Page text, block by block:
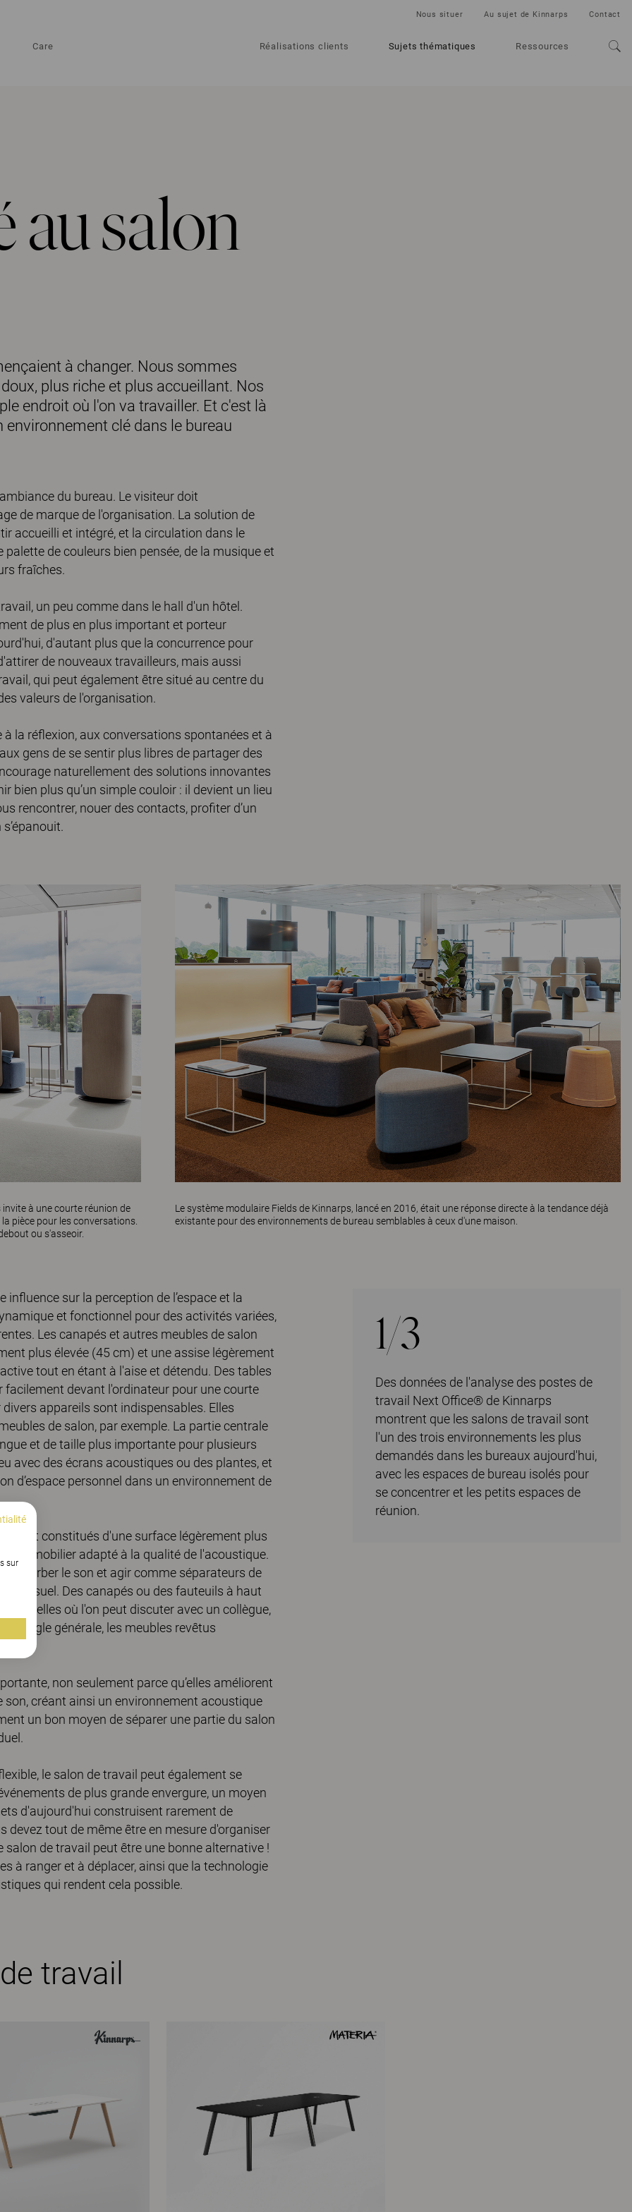
Care Réalisations clients Sujets thématiques Ressources
Nous situer Au sujet de Kinnarps Contact
au salon
à changer. Nous sommes
plus riche et plus accueillant. Nos
endroit où l'on va travailler. Et c'est là
clé dans le bureau
du bureau. Le visiteur doit
de marque de l'organisation. La solution de
accueilli et intégré, et la circulation dans le
de couleurs bien pensée, de la musique et
fraîches.
un peu comme dans le hall d'un hôtel.
de plus en plus important et porteur
d'autant plus que la concurrence pour
de nouveaux travailleurs, mais aussi
qui peut également être situé au centre du
valeurs de l'organisation.
la réflexion, aux conversations spontanées et à
gens de se sentir plus libres de partager des
naturellement des solutions innovantes
bien plus qu’un simple couloir : il devient un lieu
rencontrer, nouer des contacts, profiter d’un
à une courte réunion de
pièce pour les conversations.
ou s'asseoir.
Le système modulaire Fieldsde Kinnarps, lancé en 2016, était une réponse directe à la tendance déjà
existante pour des environnements de bureau semblables à ceux d'une maison.
sur la perception de l’espace et la
et fonctionnel pour des activités variées,
Les canapés et autres meubles de salon
plus élevée (45 cm) et une assise légèrement
tout en étant à l'aise et détendu. Des tables
devant l'ordinateur pour une courte
appareils sont indispensables. Elles
de salon, par exemple. La partie centrale
et de taille plus importante pour plusieurs
avec des écrans acoustiques ou des plantes, et
d’espace personnel dans un environnement de
constitués d'une surface légèrement plus
un mobilier adapté à la qualité de l'acoustique.
absorber le son et agir comme séparateurs de
visuel. Des canapés ou des fauteuils à haut
naturelles où l'on peut discuter avec un collègue,
règle générale, les meubles revêtus
non seulement parce qu’elles améliorent
son, créant ainsi un environnement acoustique
un bon moyen de séparer une partie du salon
le salon de travail peut également se
de plus grande envergure, un moyen
d'aujourd'hui construisent rarement de
devez tout de même être en mesure d'organiser
de travail peut être une bonne alternative !
à ranger et à déplacer, ainsi que la technologie
qui rendent cela possible.
1/3
Des données de l'analyse des postes de
travail Next Office® de Kinnarps
montrent que les salons de travail sont
l'un des trois environnements les plus
demandés dans les bureaux aujourd'hui,
avec les espaces de bureau isolés pour
se concentrer et les petits espaces de
réunion.
travail
sur